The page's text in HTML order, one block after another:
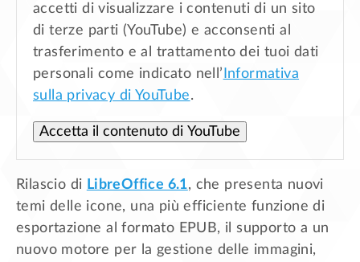
accetti di visualizzare i contenuti di un sito
di terze parti (YouTube) e acconsenti al
trasferimento e al trattamento dei tuoi dati
personali come indicato nell’ Informativa
sulla privacy di YouTube.
Accetta il contenuto di YouTube
Rilascio di LibreOffice 6.1, che presenta nuovi
temi delle icone, una più efficiente funzione di
esportazione al formato EPUB, il supporto a un
nuovo motore per la gestione delle immagini,